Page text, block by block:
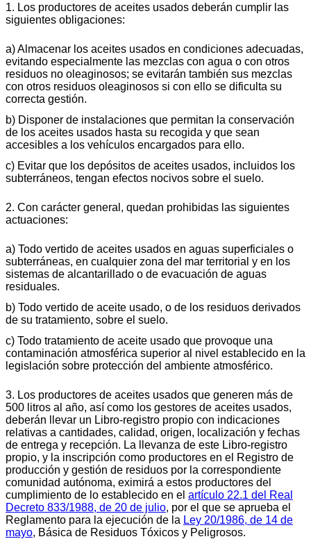
1. Los productores de aceites usados deberán cumplir las
siguientes obligaciones:
a) Almacenar los aceites usados en condiciones adecuadas,
evitando especialmente las mezclas con agua o con otros
residuos no oleaginosos; se evitarán también sus mezclas
con otros residuos oleaginosos si con ello se dificulta su
correcta gestión.
b) Disponer de instalaciones que permitan la conservación
de los aceites usados hasta su recogida y que sean
accesibles a los vehículos encargados para ello.
c) Evitar que los depósitos de aceites usados, incluidos los
subterráneos, tengan efectos nocivos sobre el suelo.
2. Con carácter general, quedan prohibidas las siguientes
actuaciones:
a) Todo vertido de aceites usados en aguas superficiales o
subterráneas, en cualquier zona del mar territorial y en los
sistemas de alcantarillado o de evacuación de aguas
residuales.
b) Todo vertido de aceite usado, o de los residuos derivados
de su tratamiento, sobre el suelo.
c) Todo tratamiento de aceite usado que provoque una
contaminación atmosférica superior al nivel establecido en la
legislación sobre protección del ambiente atmosférico.
3. Los productores de aceites usados que generen más de
500 litros al año, así como los gestores de aceites usados,
deberán llevar un Libro-registro propio con indicaciones
relativas a cantidades, calidad, origen, localización y fechas
de entrega y recepción. La llevanza de este Libro-registro
propio, y la inscripción como productores en el Registro de
producción y gestión de residuos por la correspondiente
comunidad autónoma, eximirá a estos productores del
cumplimiento de lo establecido en el artículo 22.1 del Real
Decreto 833/1988, de 20 de julio, por el que se aprueba el
Reglamento para la ejecución de la Ley 20/1986, de 14 de
mayo, Básica de Residuos Tóxicos y Peligrosos.